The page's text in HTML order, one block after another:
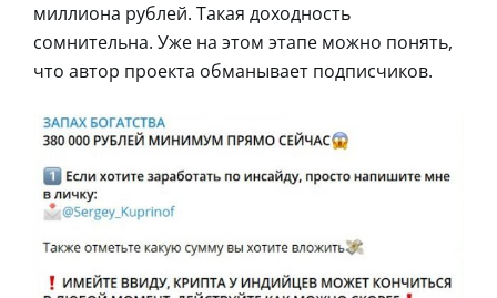
миллиона рублей. Такая доходность
сомнительна. Уже на этом этапе можно понять,
что автор проекта обманывает подписчиков.